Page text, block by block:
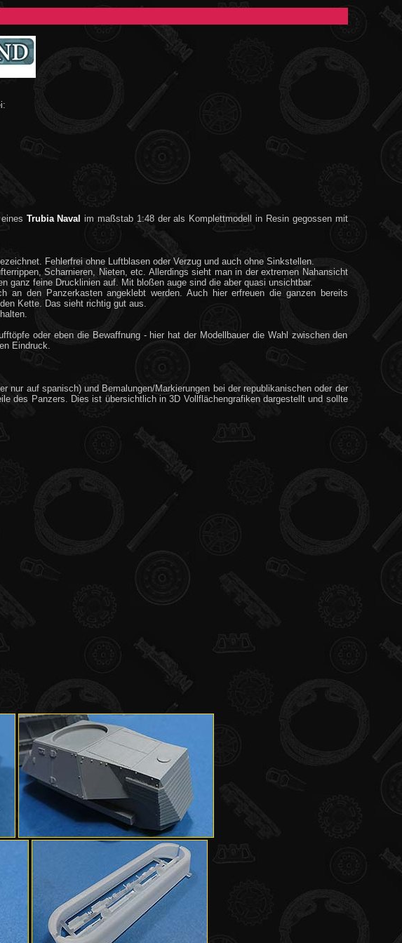
Trubia Naval im maßstab 1:48 der als Komplettmodell in Resin gegossen mit
Fehlerfrei ohne Luftblasen oder Verzug und auch ohne Sinkstellen.
Scharnieren, Nieten, etc. Allerdings sieht man in der extremen Nahansicht
ganz feine Drucklinien auf. Mit bloßen auge sind die aber quasi unsichtbar.
an den Panzerkasten angeklebt werden. Auch hier erfreuen die ganzen bereits
Kette. Das sieht richtig gut aus.
oder eben die Bewaffnung - hier hat der Modellbauer die Wahl zwischen den
Eindruck.
auf spanisch) und Bemalungen/Markierungen bei der republikanischen oder der
des Panzers. Dies ist übersichtlich in 3D Vollflächengrafiken dargestellt und sollte